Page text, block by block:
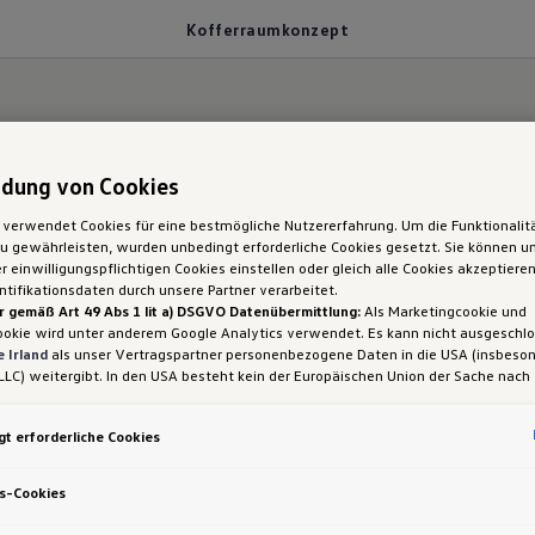
Kofferraumkonzept
Möglichkeiten.
Der Golf Variant:
Kofferraumvolumen
von Cookies
verwendet Cookies für eine bestmögliche Nutzererfahrung. Um die
gewährleisten, wurden unbedingt erforderliche Cookies gesetzt. Sie können
einwilligungspflichtigen Cookies einstellen oder gleich alle Cookies
durch unsere Partner verarbeitet.
gemäß Art 49 Abs 1 lit a) DSGVO Datenübermittlung:Als Marketingcookie und
wird unter anderem Google Analytics verwendet. Es kann nicht
Irland als unser Vertragspartner personenbezogene Daten in die USA
weitergibt. In den USA besteht kein der Europäischen Union der Sache nach
durchsetzen können, in den USA keine Datenschutzgrundsätze bestehen,
können, wobei Eingriffe in Ihre persönlichen Rechte und Freiheiten nicht
beschränkt sind.
erforderliche Cookies
Cookies